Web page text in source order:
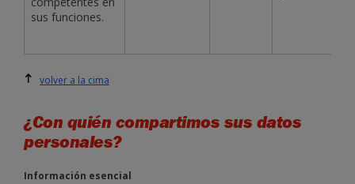
sus funciones.
volver a la cima
¿Con quién compartimos sus datos
personales?
Información esencial